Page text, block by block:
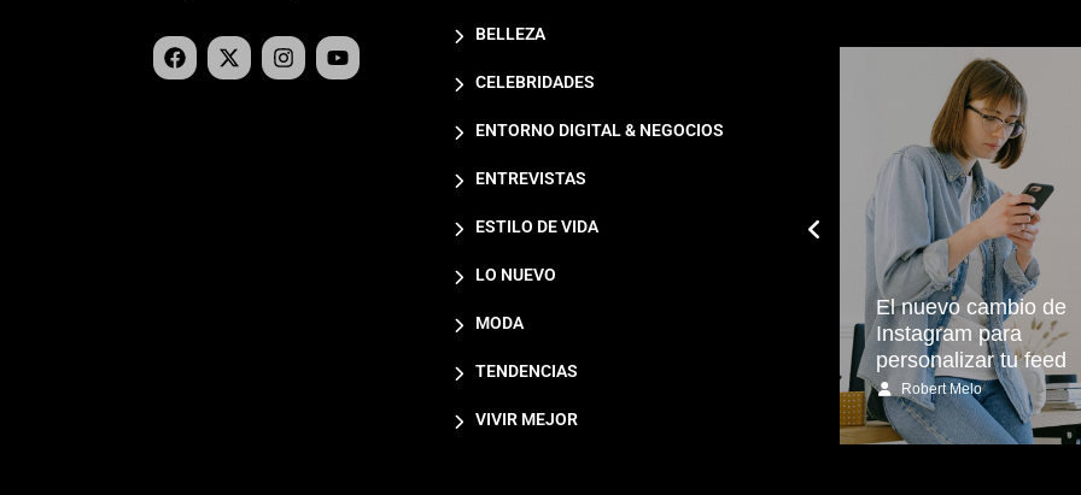
BELLEZA
CELEBRIDADES
ENTORNO DIGITAL & NEGOCIOS
ENTREVISTAS
ESTILO DE VIDA
LO NUEVO
MODA
TENDENCIAS
VIVIR MEJOR
sus looks
El nuevo cambio de
Instagram para
personalizar tu feed
Robert Melo